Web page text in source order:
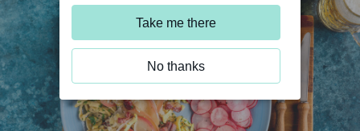
Take me there
No thanks